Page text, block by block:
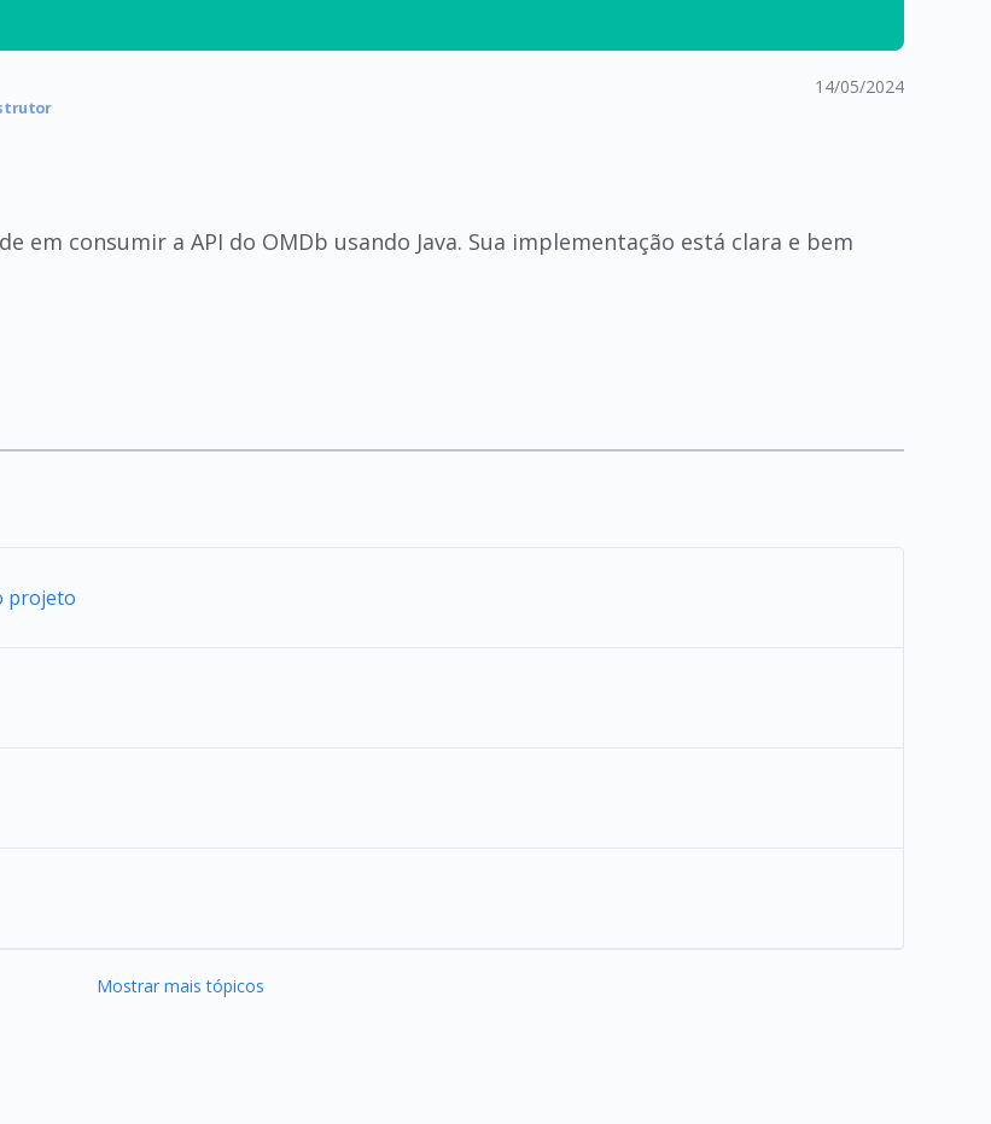
14/05/2024
em consumir a API do OMDb usando Java. Sua implementação está clara e bem
projeto
Mostrar mais tópicos